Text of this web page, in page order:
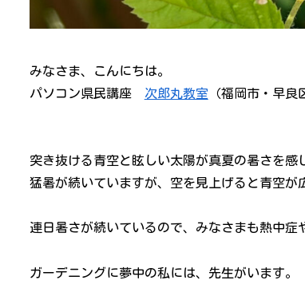
みなさま、こんにちは。
パソコン県民講座 次郎丸教室 （福岡市・早良
突き抜ける青空と眩しい太陽が真夏の暑さを感
猛暑が続いていますが、空を見上げると青空
連日暑さが続いているので、みなさまも熱中症
ガーデニングに夢中の私には、先生がいます。